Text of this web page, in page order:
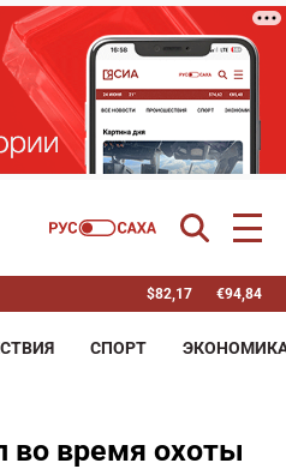
$82,17 €94,84
СПОРТ
во время охоты